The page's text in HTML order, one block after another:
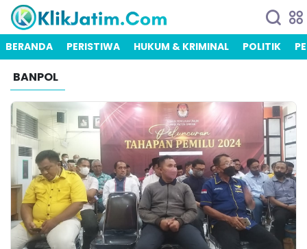
BERANDA PERISTIWA HUKUM & KRIMINAL POLITIK
BANPOL